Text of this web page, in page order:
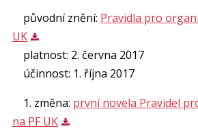
původní znění: Pravidla pro
UK
platnost: 2. června 2017
účinnost: 1. října 2017
1. změna: první novela Pravidel
na PF UK